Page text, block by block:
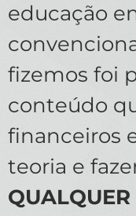
educação
fizemos foi
conteúdo
financeiros
teoria e